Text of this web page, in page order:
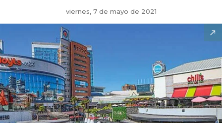
viernes, 7 de mayo de 2021